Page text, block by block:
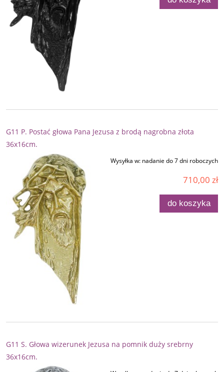
G11 P. Postać głowa Pana Jezusa z brodą nagrobna złota
36x16cm.
Wysyłka w: nadanie do 7 dni roboczych
710,00 zł
do koszyka
G11 S. Głowa wizerunek Jezusa na pomnik duży srebrny
36x16cm.